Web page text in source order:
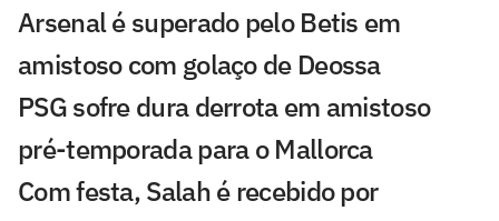
Arsenal é superado pelo Betis em
amistoso com golaço de Deossa
PSG sofre dura derrota em amistoso
pré-temporada para o Mallorca
Com festa, Salah é recebido por